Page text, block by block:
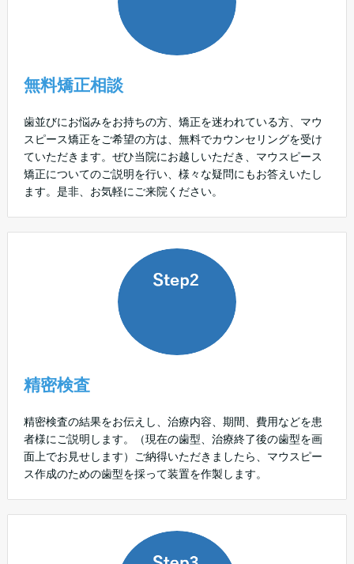
無料矯正相談
歯並びにお悩みをお持ちの方、矯正を迷われている方、マウ
スピース矯正をご希望の方は、無料でカウンセリングを受け
ていただきます。ぜひ当院にお越しいただき、マウスピース
矯正についてのご説明を行い、様々な疑問にもお答えいたし
ます。是非、お気軽にご来院ください。
精密検査
精密検査の結果をお伝えし、治療内容、期間、費用などを患
者様にご説明します。（現在の歯型、治療終了後の歯型を画
面上でお見せします）ご納得いただきましたら、マウスピー
ス作成のための歯型を採って装置を作製します。